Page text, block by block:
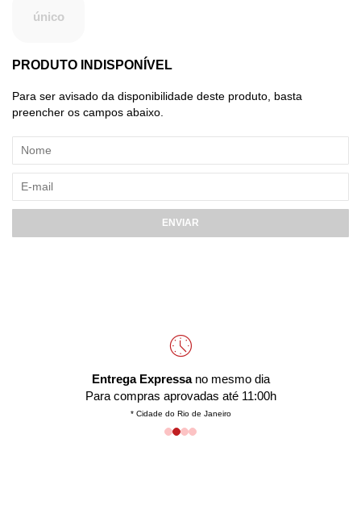
único
PRODUTO INDISPONÍVEL
Para ser avisado da disponibilidade deste produto, basta
preencher os campos abaixo.
ENVIAR
Entrega Expressano mesmo dia
Para compras aprovadas até 11:00h
* Cidade do Rio de Janeiro